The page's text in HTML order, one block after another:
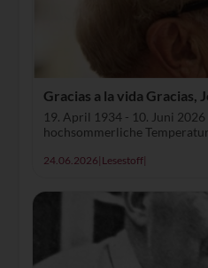
Gracias a la vida Gracias,
19. April 1934 - 10. Juni
hochsommerliche
24.06.2026| Lesestoff|